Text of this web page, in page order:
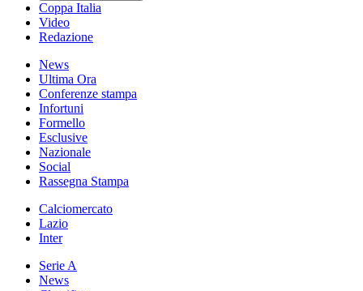
Coppa Italia
Video
Redazione
News
Ultima Ora
Conferenze stampa
Infortuni
Formello
Esclusive
Nazionale
Social
Rassegna Stampa
Calciomercato
Lazio
Inter
Serie A
News